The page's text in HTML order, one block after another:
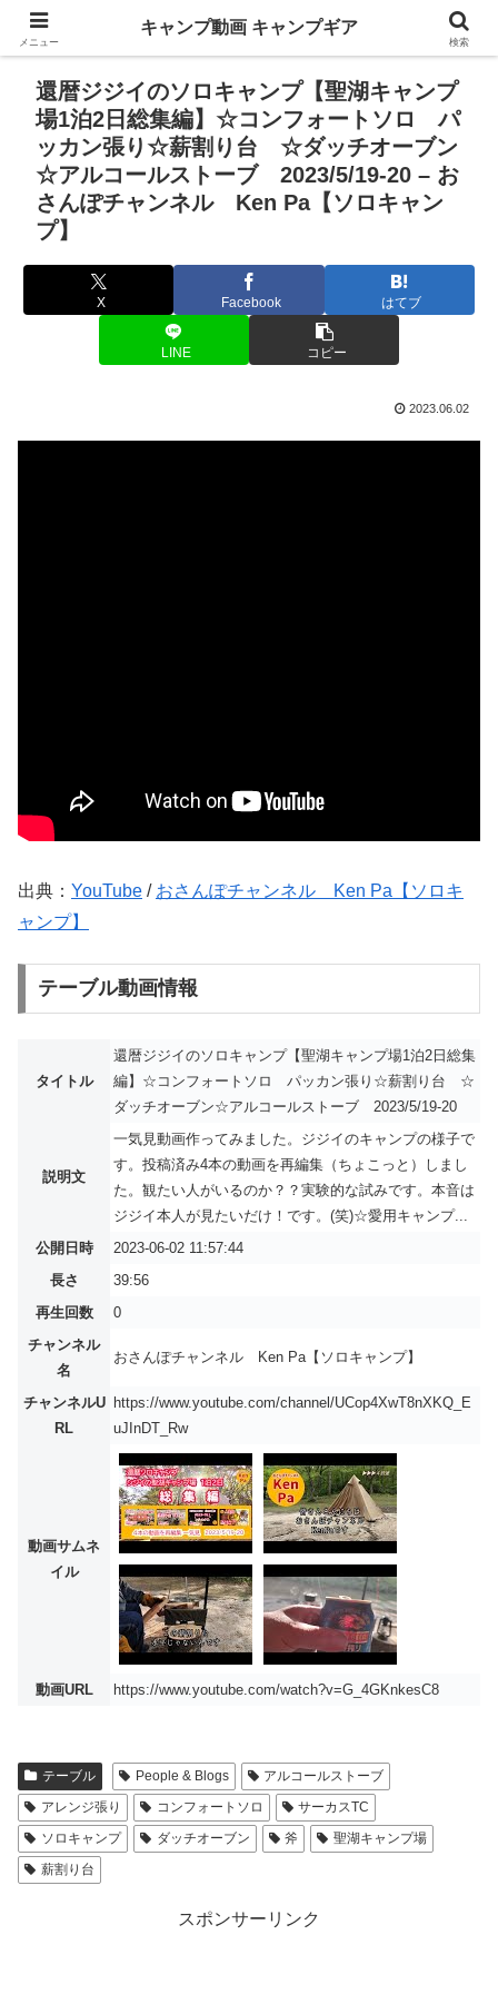
還暦ジジイのソロキャンプ【聖湖キャンプ
場1泊2日総集編】☆コンフォートソロ パ
ッカン張り☆薪割り台 ☆ダッチオーブン
☆アルコールストーブ 2023/5/19-20 – お
さんぽチャンネル Ken Pa【ソロキャン
プ】
X Facebook はてブ
LINE コピー
2023.06.02
出典： YouTube / おさんぽチャンネル Ken Pa【ソロキ
ャンプ】
テーブル動画情報
タイトル
還暦ジジイのソロキャンプ【聖湖キャンプ場1泊2日総集
編】☆コンフォートソロ パッカン張り☆薪割り台 ☆
ダッチオーブン☆アルコールストーブ 2023/5/19-20
説明文
一気見動画作ってみました。ジジイのキャンプの様子で
す。投稿済み4本の動画を再編集（ちょこっと）しまし
た。観たい人がいるのか？？実験的な試みです。本音は
ジジイ本人が見たいだけ！です。(笑)☆愛用キャンプ...
公開日時
2023-06-02 11:57:44
長さ
39:56
再生回数
0
チャンネル
名
おさんぽチャンネル Ken Pa【ソロキャンプ】
チャンネルU
RL
https://www.youtube.com/channel/UCop4XwT8nXKQ_E
uJInDT_Rw
動画サムネ
イル
動画URL https://www.youtube.com/watch?v=G_4GKnkesC8
テーブル People & Blogs
アルコールストーブ
アレンジ張り
コンフォートソロ
サーカスTC
ソロキャンプ
ダッチオーブン 斧
聖湖キャンプ場
薪割り台
スポンサーリンク
メニュー
キャンプ動画 キャンプギア
検索